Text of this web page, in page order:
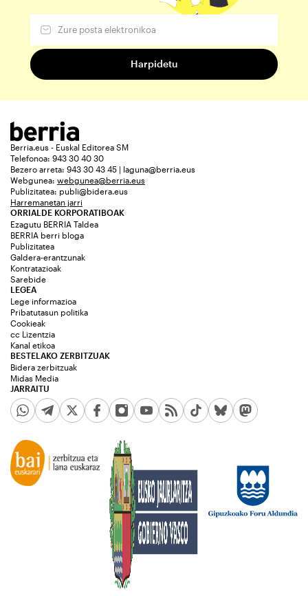
Berria.eus - Euskal Editorea SM
Telefonoa: 943 30 40 30
Bezero arreta: 943 30 43 45 | laguna@berria.eus
Webgunea: webgunea@berria.eus
Publizitatea: publi@bidera.eus
Harremanetan jarri
ORRIALDE KORPORATIBOAK
Ezagutu BERRIA Taldea
BERRIA berri bloga
Publizitatea
Galdera-erantzunak
Kontratazioak
Sarebide
JARRAITU
LEGEA
Lege informazioa
Pribatutasun politika
Cookieak
cc Lizentzia
Kanal etikoa
BESTELAKO ZERBITZUAK
Bidera zerbitzuak
Midas Media